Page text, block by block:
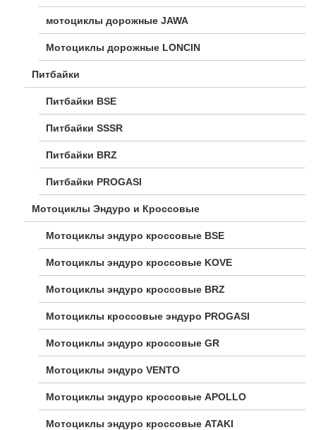
мотоциклы дорожные JAWA
Мотоциклы дорожные LONCIN
Питбайки
Питбайки BSE
Питбайки SSSR
Питбайки BRZ
Питбайки PROGASI
Мотоциклы Эндуро и Кроссовые
Мотоциклы эндуро кроссовые BSE
Мотоциклы эндуро кроссовые KOVE
Мотоциклы эндуро кроссовые BRZ
Мотоциклы кроссовые эндуро PROGASI
Мотоциклы эндуро кроссовые GR
Мотоциклы эндуро VENTO
Мотоциклы эндуро кроссовые APOLLO
Мотоциклы эндуро кроссовые ATAKI